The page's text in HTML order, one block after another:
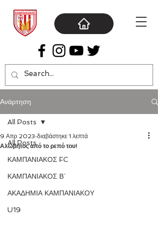
Ανάρτηση
All Posts
ΚΑΜΠΑΝΙΑΚΟΣ FC
ΚΑΜΠΑΝΙΑΚΟΣ Β΄
ΑΚΑΔΗΜΙΑ ΚΑΜΠΑΝΙΑΚΟΥ
U19
All Posts
Αλώβητος από το ρεπό του!
9 Απρ 2023 διαβάστηκε 1 λεπτά